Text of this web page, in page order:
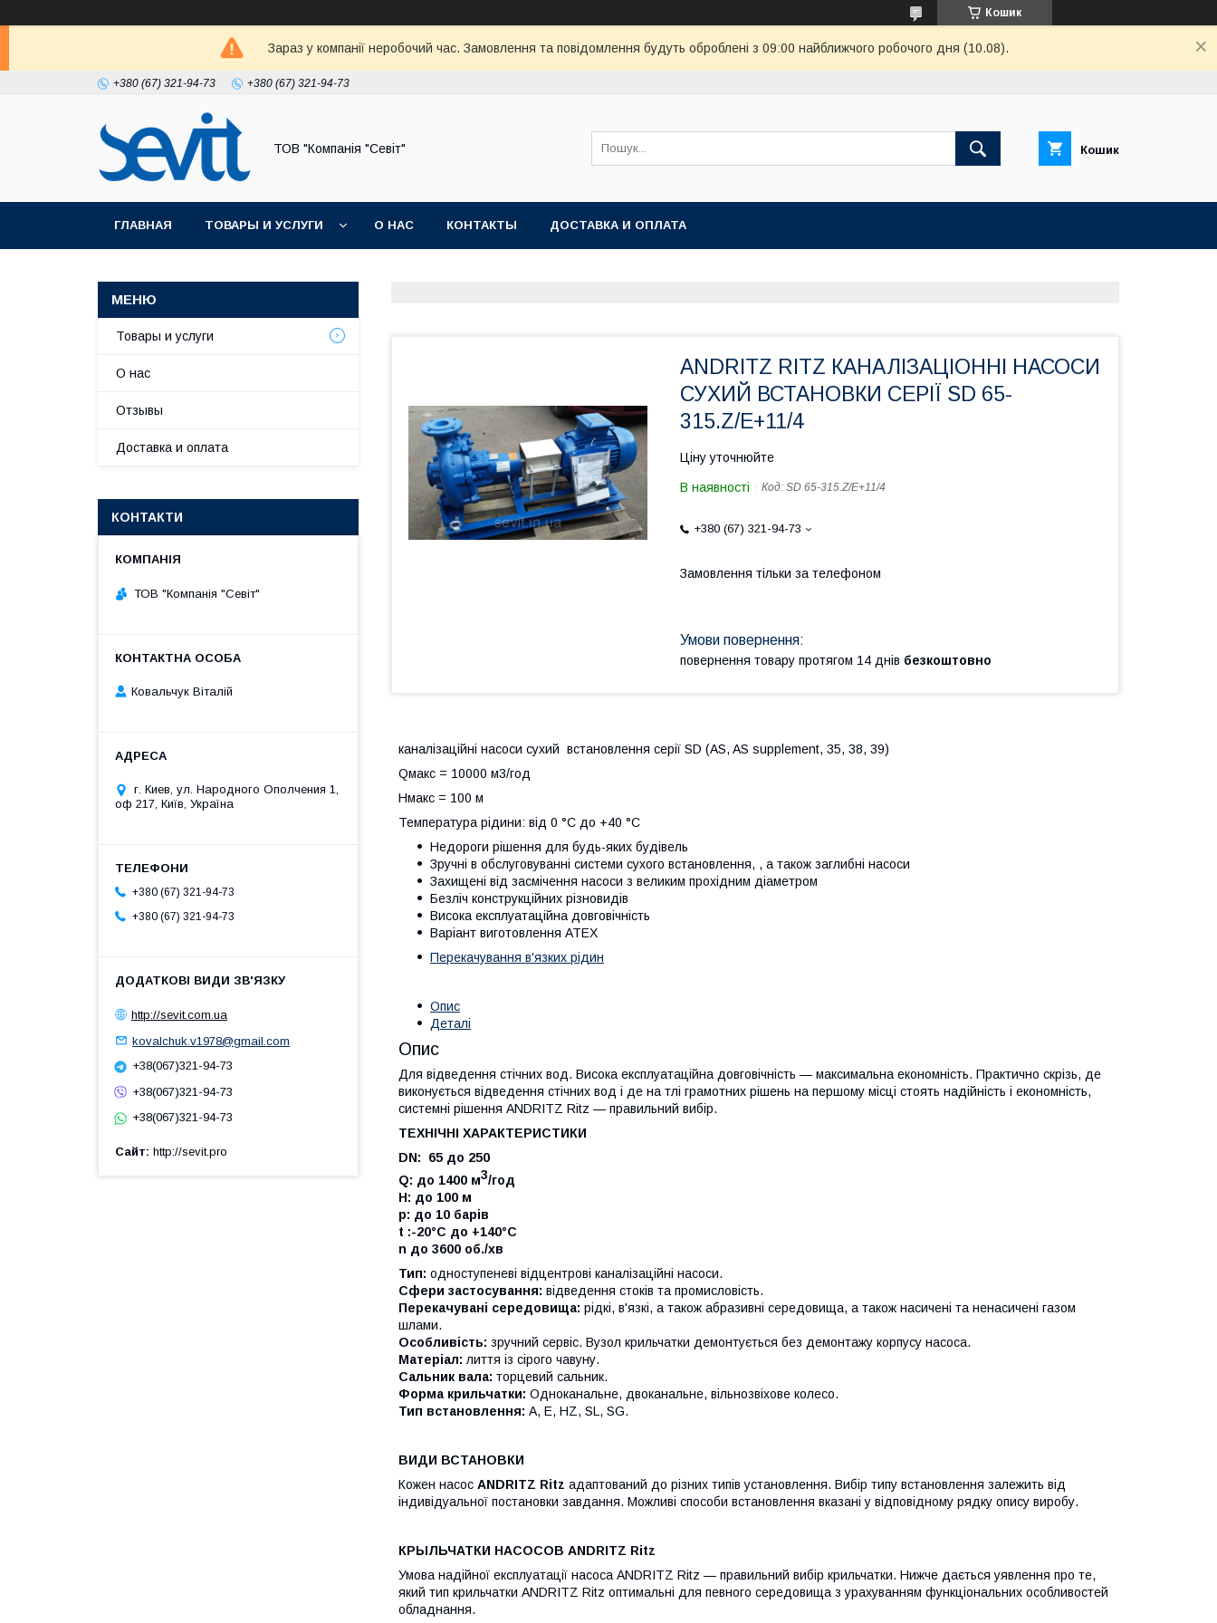
Кошик
Зараз у компанії неробочий час. Замовлення та повідомлення будуть оброблені з 09:00 найближчого робочого дня (10.08).
+380 (67) 321-94-73 +380 (67) 321-94-73
ТОВ "Компанія "Севіт" Кошик
ГЛАВНАЯ ТОВАРЫ И УСЛУГИ О НАС КОНТАКТЫ ДОСТАВКА И ОПЛАТА
ANDRITZ RITZ КАНАЛІЗАЦІОННІ НАСОСИ
СУХИЙ ВСТАНОВКИ СЕРІЇ SD 65-
315.Z/E+11/4
Ціну уточнюйте
В наявності Код: SD 65-315.Z/E+11/4
+380 (67) 321-94-73
Замовлення тільки за телефоном
повернення товару протягом 14 днів безкоштовно
каналізаційні насоси сухий встановлення серії SD (AS, AS supplement, 35, 38, 39)
Qмакс = 10000 м3/год
Hмакс = 100 м
Температура рідини: від 0 °C до +40 °C
Недороги рішення для будь-яких будівель
Зручні в обслуговуванні системи сухого встановлення, , а також заглибні насоси
Захищені від засмічення насоси з великим прохідним діаметром
Безліч конструкційних різновидів
Висока експлуатаційна довговічність
Варіант виготовлення ATEX
Перекачування в'язких рідин
Опис
Деталі
Опис
Для відведення стічних вод. Висока експлуатаційна довговічність — максимальна економність. Практично скрізь, де
виконується відведення стічних вод і де на тлі грамотних рішень на першому місці стоять надійність і економність,
системні рішення ANDRITZ Ritz — правильний вибір.
ТЕХНІЧНІ ХАРАКТЕРИСТИКИ
DN: 65 до 250
Q: до 1400 м3/год
H: до 100 м
p: до 10 барів
t :-20°C до +140°C
n до 3600 об./хв
Тип: одноступеневі відцентрові каналізаційні насоси.
Сфери застосування: відведення стоків та промисловість.
Перекачувані середовища: рідкі, в'язкі, а також абразивні середовища, а також насичені та ненасичені газом
шлами.
Особливість: зручний сервіс. Вузол крильчатки демонтується без демонтажу корпусу насоса.
Матеріал: лиття із сірого чавуну.
Сальник вала: торцевий сальник.
Форма крильчатки: Oдноканальне, двоканальне, вільнозвіхове колесо.
Тип встановлення: A, E, HZ, SL, SG.
ВИДИ ВСТАНОВКИ
Кожен насос ANDRITZ Ritz адаптований до різних типів установлення. Вибір типу встановлення залежить від
індивідуальної постановки завдання. Можливі способи встановлення вказані у відповідному рядку опису виробу.
КРЫЛЬЧАТКИ НАСОСОВ ANDRITZ Ritz
Умова надійної експлуатації насоса ANDRITZ Ritz — правильний вибір крильчатки. Нижче дається уявлення про те,
який тип крильчатки ANDRITZ Ritz оптимальні для певного середовища з урахуванням функціональних особливостей
обладнання.
Товары и услуги
О нас
Отзывы
Доставка и оплата
КОНТАКТИ
ТОВ "Компанія "Севіт"
Ковальчук Віталій
г. Киев, ул. Народного Ополчения 1,
оф 217, Київ, Україна
+380 (67) 321-94-73
+380 (67) 321-94-73
http://sevit.com.ua
kovalchuk.v1978@gmail.com
+38(067)321-94-73
+38(067)321-94-73
+38(067)321-94-73
Сайт http://sevit.pro